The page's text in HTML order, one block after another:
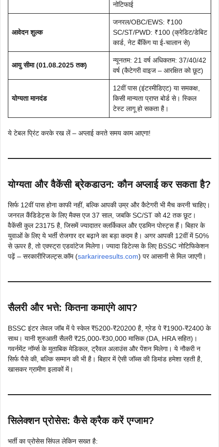
नोटिफाई
आवेदन शुल्क
जनरल/OBC/EWS: ₹100
SC/ST/PWD: ₹100 (क्रेडिट/डेबिट
कार्ड, नेट बैंकिंग या ई-चालान से)
आयु सीमा (01.08.2025 तक)
न्यूनतम: 21 वर्ष अधिकतम: 37/40/42
वर्ष (कैटेगरी वाइज – आरक्षित को छूट)
योग्यता मानदंड
12वीं पास (इंटरमीडिएट) या समकक्ष,
किसी मान्यता प्राप्त बोर्ड से। स्किल
टेस्ट लागू हो सकता है।
ये टेबल प्रिंट करके रख लें – अप्लाई करते समय काम आएगा!
योग्यता और वैकेंसी ब्रेकडाउन: कौन अप्लाई कर सकता है?
सिर्फ 12वीं पास होना काफी नहीं, बल्कि आपकी उम्र और कैटेगरी भी मैच करनी चाहिए।
जनरल कैंडिडेट्स के लिए मैक्स एज 37 साल, जबकि SC/ST को 42 तक छूट।
वैकेंसी कुल 23175 है, जिसमें ज्यादातर क्लर्किकल और एडमिन पोस्ट्स हैं। बिहार के
युवाओं के लिए ये भर्ती रोजगार दर बढ़ाने का बड़ा कदम है। अगर आपकी 12वीं में 50%
से ऊपर है, तो एक्स्ट्रा एडवांटेज मिलेगा। ज्यादा डिटेल्स के लिए BSSC नोटिफिकेशन
पढ़ें – सरकारीरिजल्ट्स.कॉम (sarkarireesults.com) पर आसानी से मिल जाएगी।
सैलरी और भत्ते: कितना कमाएंगे आप?
BSSC इंटर लेवल जॉब में पे स्केल ₹5200-₹20200 है, ग्रेड पे ₹1900-₹2400 के
साथ। यानी शुरुआती सैलरी ₹25,000-₹30,000 मासिक (DA, HRA सहित)।
गवर्नमेंट नॉर्म्स के मुताबिक मेडिकल, ट्रैवल अलाउंस और पेंशन मिलेगा। ये नौकरी न
सिर्फ पैसे की, बल्कि सम्मान की भी है। बिहार में ऐसी जॉब्स की डिमांड हमेशा रहती है,
खासकर ग्रामीण इलाकों में।
सिलेक्शन प्रोसेस: कैसे क्रैक करें एग्जाम?
भर्ती का प्रोसेस सिंपल लेकिन सख्त है: